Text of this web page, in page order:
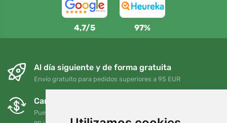
4,7/5 97%
Al día siguiente y de forma gratuita
Envío gratuito para pedidos superiores a 95 EUR
Cambios y devoluciones gratuitos
Puede devolver o cambiar su pedido en cualquier momento